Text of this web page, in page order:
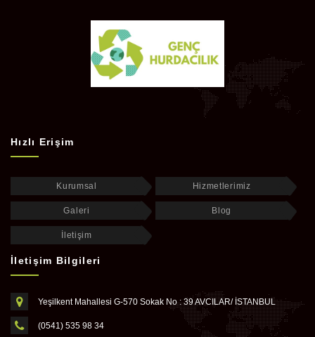
Hızlı Erişim
Kurumsal Hizmetlerimiz
Galeri Blog
İletişim
İletişim Bilgileri
Yeşilkent Mahallesi G-570 Sokak No : 39 AVCILAR/ İSTANBUL
(0541) 535 98 34